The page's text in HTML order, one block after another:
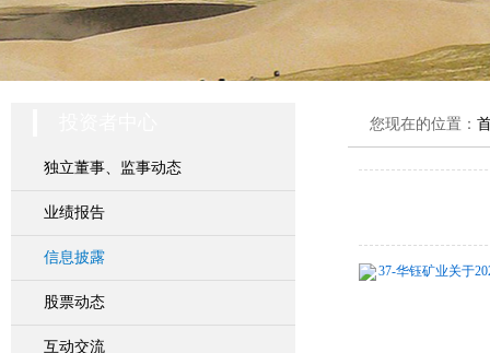
独立董事、监事动态
业绩报告
信息披露
股票动态
互动交流
您现在的位置：
37-华钰矿业关于